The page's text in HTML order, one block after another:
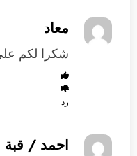
معاد
شكرا لكم
رد
احمد / قبة